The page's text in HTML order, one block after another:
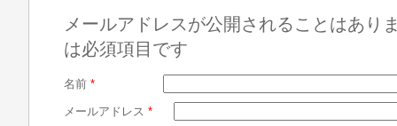
メールアドレスが公開されることはあり
は必須項目です
名前 *
メールアドレス *